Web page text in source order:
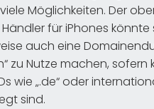
Möglichkeiten. Der
für iPhones könnte
auch eine
zu Nutze machen, sofern
wie „.de“ oder
sind.